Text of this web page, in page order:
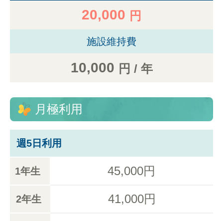
20,000 円
施設維持費
10,000 円 / 年
月極利用
週5日利用
1年生 45,000円
2年生 41,000円